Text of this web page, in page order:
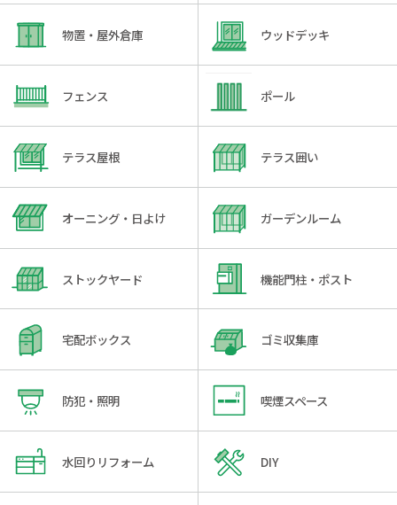
物置・屋外倉庫 ウッドデッキ
フェンス ポール
テラス屋根 テラス囲い
オーニング・日よけ ガーデンルーム
ストックヤード 機能門柱・ポスト
宅配ボックス ゴミ収集庫
防犯・照明 喫煙スペース
水回りリフォーム DIY